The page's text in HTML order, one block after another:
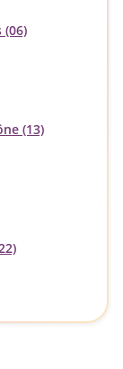
(13)